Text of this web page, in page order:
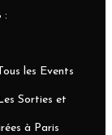
:
Tous les Events
Les Sorties et
à Paris